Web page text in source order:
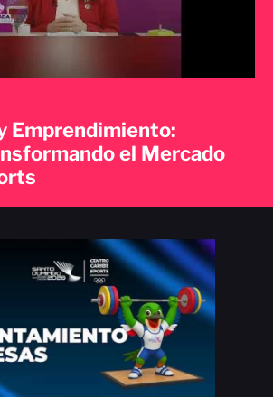
Emprendimiento:
el Mercado